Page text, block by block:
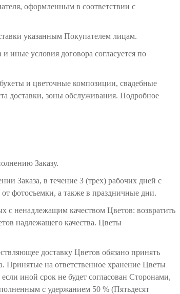
оформленным в соответствии с
указанным Покупателем лицам.
иные условия договора согласуется по
и цветочные композиции, свадебные
доставки, зоны обслуживания. Подробное
Заказу.
Заказа, в течение 3 (трех) рабочих дней с
от фотосъемки, а также в праздничные дни.
с ненадлежащим качеством Цветов: возвратить
надлежащего качества. Цветы
доставку Цветов обязано принять
Принятые на ответственное хранение Цветы
иной срок не будет согласован Сторонами,
с удержанием 50 % (Пятьдесят